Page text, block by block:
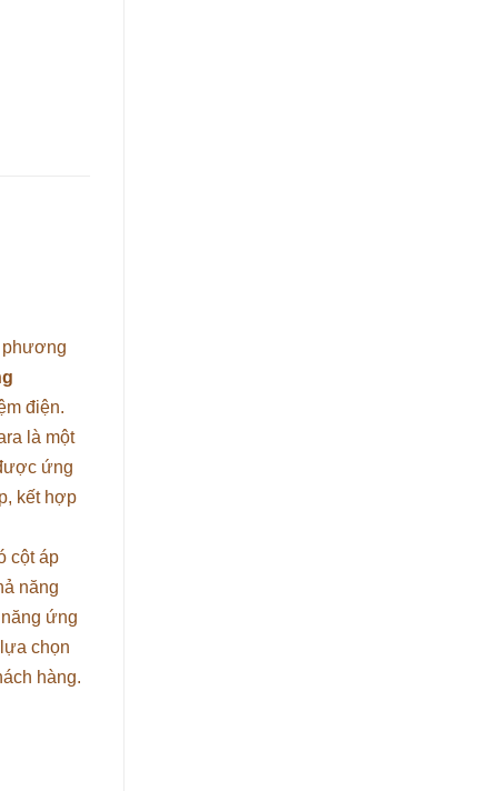
phương
điện.
là một
ứng
kết hợp
cột áp
năng
ứng
chọn
hàng.